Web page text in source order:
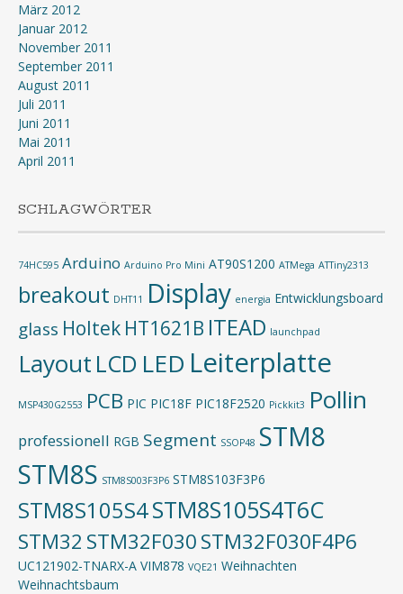
März 2012
Januar 2012
November 2011
September 2011
August 2011
Juli 2011
Juni 2011
Mai 2011
April 2011
SCHLAGWÖRTER
74HC595 Arduino Arduino Pro Mini AT90S1200 ATMega ATTiny2313
breakout DHT11 Display energia Entwicklungsboard
glass Holtek HT1621B ITEAD launchpad
Layout LCD LED Leiterplatte
MSP430G2553 PCB PIC PIC18F PIC18F2520 Pickkit3 Pollin
professionell RGB Segment SSOP48 STM8
STM8S STM8S003F3P6 STM8S103F3P6
STM8S105S4STM8S105S4T6C
STM32 STM32F030STM32F030F4P6
UC121902-TNARX-A VIM878 VQE21 Weihnachten
Weihnachtsbaum